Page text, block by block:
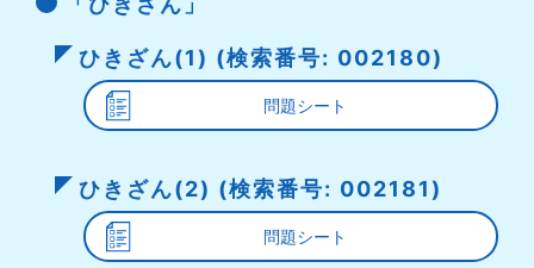
ひきざん(1) (検索番号: 002180)
問題シート
ひきざん(2) (検索番号: 002181)
問題シート